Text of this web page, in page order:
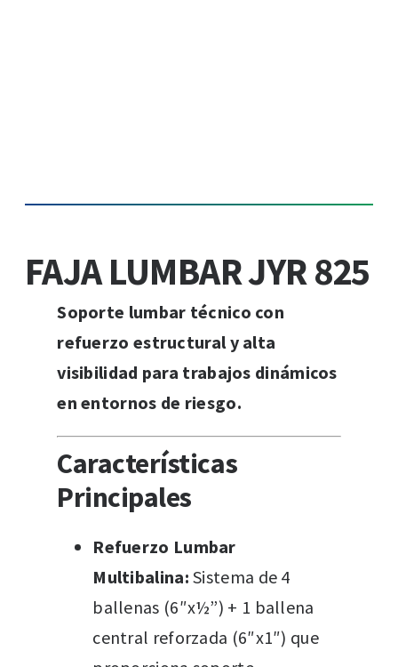
FAJA LUMBAR JYR 825
Soporte lumbar técnico con
refuerzo estructural y alta
visibilidad para trabajos dinámicos
en entornos de riesgo.
Características
Principales
Refuerzo Lumbar
Multibalina: Sistema de 4
ballenas (6″x½”) + 1 ballena
central reforzada (6″x1″) que